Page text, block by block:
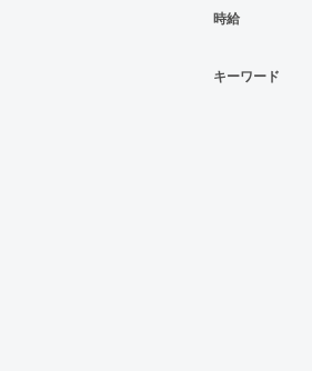
時給
キーワード